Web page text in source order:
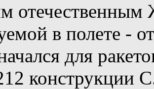
в полете -
для
конструкции